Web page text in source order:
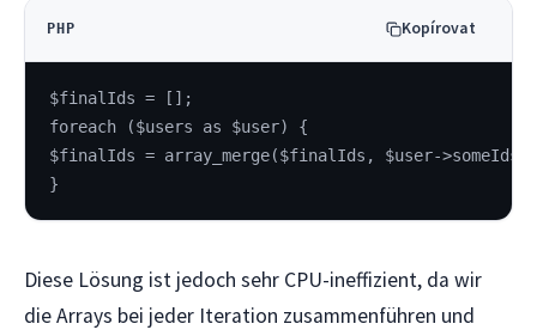
PHP Kopírovat
$finalIds = [];
foreach ($users as $user) {
$finalIds = array_merge($finalIds, $user->someIds);
}
Diese Lösung ist jedoch sehr CPU-ineffizient, da wir
die Arrays bei jeder Iteration zusammenführen und